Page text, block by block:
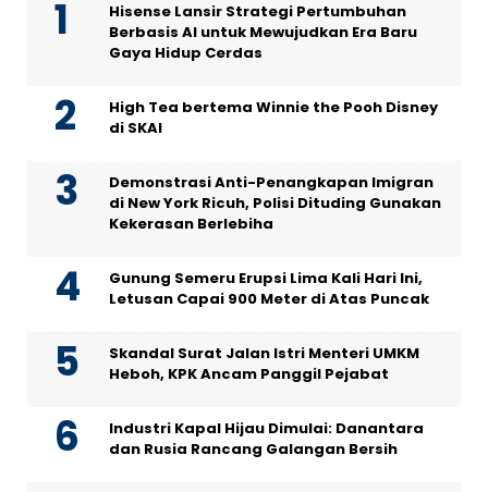
Hisense Lansir Strategi Pertumbuhan
Berbasis AI untuk Mewujudkan Era Baru
Gaya Hidup Cerdas
High Tea bertema Winnie the Pooh Disney
di SKAI
Demonstrasi Anti-Penangkapan Imigran
di New York Ricuh, Polisi Dituding Gunakan
Kekerasan Berlebiha
Gunung Semeru Erupsi Lima Kali Hari Ini,
Letusan Capai 900 Meter di Atas Puncak
Skandal Surat Jalan Istri Menteri UMKM
Heboh, KPK Ancam Panggil Pejabat
Industri Kapal Hijau Dimulai: Danantara
dan Rusia Rancang Galangan Bersih